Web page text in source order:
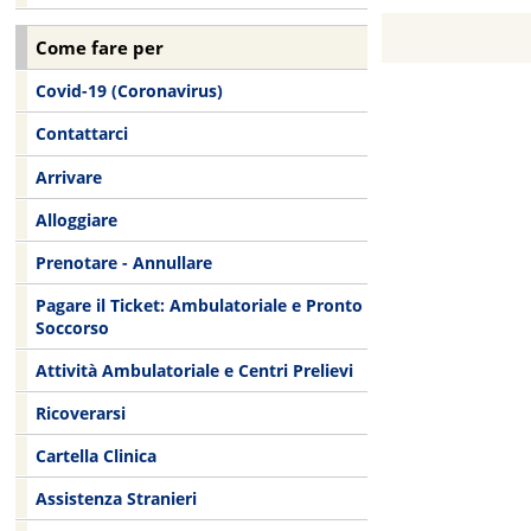
Come fare per
Covid-19 (Coronavirus)
Contattarci
Arrivare
Alloggiare
Prenotare - Annullare
Pagare il Ticket: Ambulatoriale e Pronto
Soccorso
Attività Ambulatoriale e Centri Prelievi
Ricoverarsi
Cartella Clinica
Assistenza Stranieri